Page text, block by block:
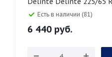
Есть в наличии (81)
6 440 руб.